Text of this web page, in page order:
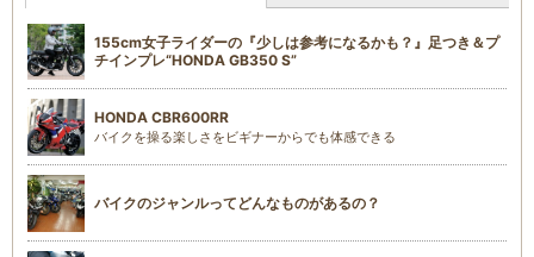
155cm女子ライダーの『少しは参考になるかも？』足つき＆プ
チインプレ“HONDA GB350 S”
HONDA CBR600RR
バイクを操る楽しさをビギナーからでも体感できる
バイクのジャンルってどんなものがあるの？